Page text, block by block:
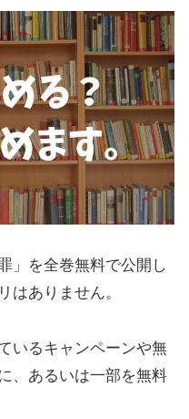
」を全巻無料で公開し
はありません。
いるキャンペーンや無
、あるいは一部を無料